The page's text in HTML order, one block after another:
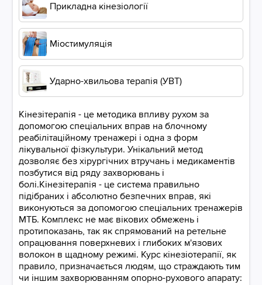
Прикладна кінезіології
Міостимуляція
Ударно-хвильова терапія (УВТ)
Кінезітерапія - це методика впливу рухом за
допомогою спеціальних вправ на блочному
реабілітаційному тренажері і одна з форм
лікувальної фізкультури. Унікальний метод
дозволяє без хірургічних втручань і медикаментів
позбутися від ряду захворювань і
болі.Кінезітерапія - це система правильно
підібраних і абсолютно безпечних вправ, які
виконуються за допомогою спеціальних тренажерів
МТБ. Комплекс не має вікових обмежень і
протипоказань, так як спрямований на ретельне
опрацювання поверхневих і глибоких м'язових
волокон в щадному режимі. Курс кінезіотерапії, як
правило, призначається людям, що страждають тим
чи іншим захворюванням опорно-рухового апарату: